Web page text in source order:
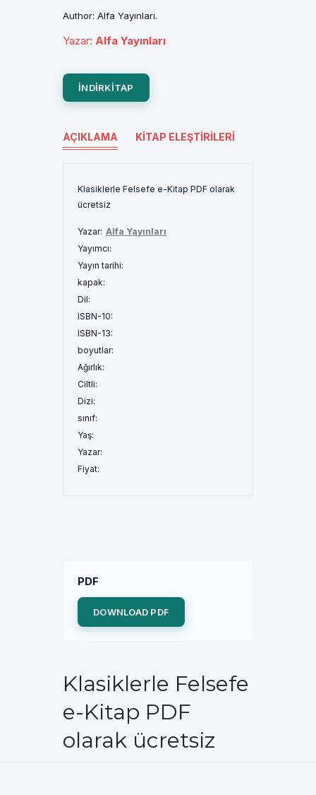
Author: Alfa Yayınları.
Yazar: Alfa Yayınları
INDIRKITAP
AÇIKLAMA KITAP ELEŞTIRILERI
Klasiklerle Felsefe e-Kitap PDF olarak
ücretsiz
Yazar: Alfa Yayınları
Yayımcı:
Yayın tarihi:
kapak:
Dil:
ISBN-10:
ISBN-13:
boyutlar:
Ağırlık:
Ciltli:
Dizi:
sınıf:
Yaş:
Yazar:
Fiyat:
PDF
DOWNLOAD PDF
Klasiklerle Felsefe
e-Kitap PDF
olarak ücretsiz